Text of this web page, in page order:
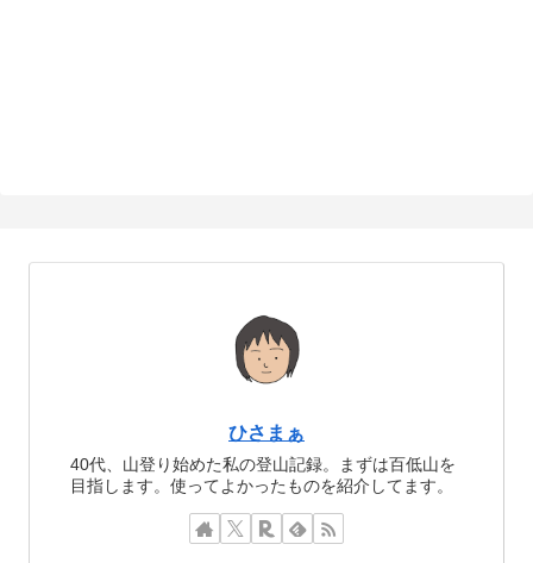
ひさまぁ
40代、山登り始めた私の登山記録。まずは百低山を
目指します。使ってよかったものを紹介してます。